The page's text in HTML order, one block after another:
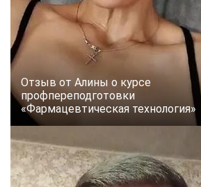
Отзыв от Алины о курсе
профпереподготовки
«Фармацевтическая технология»